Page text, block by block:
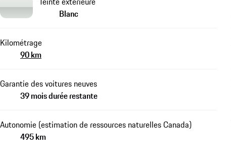
Blanc
Kilométrage
90 km
Garantie des voitures neuves
39 mois durée restante
Autonomie (estimation de ressources naturelles Canada)
495 km